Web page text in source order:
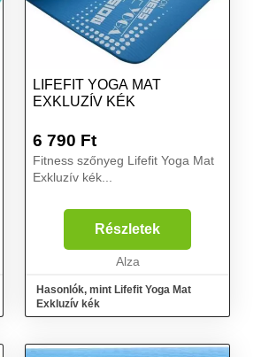
LIFEFIT YOGA MAT
EXKLUZÍV KÉK
6 790 Ft
Fitness szőnyeg Lifefit Yoga Mat
Exkluzív kék...
Részletek
Alza
Hasonlók, mint Lifefit Yoga Mat
Exkluzív kék